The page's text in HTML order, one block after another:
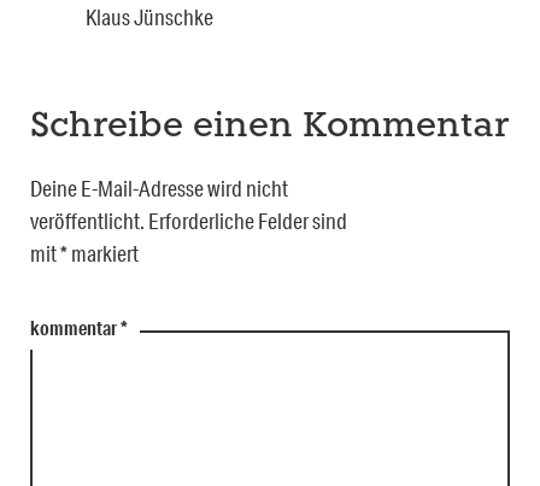
Klaus Jünschke
Schreibe einen Kommentar
Deine E-Mail-Adresse wird nicht
veröffentlicht. Erforderliche Felder sind
mit*markiert
kommentar*